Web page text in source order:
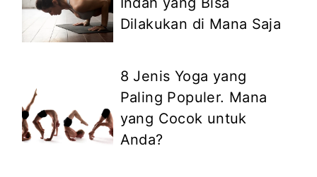
Dilakukan di Mana Saja
8 Jenis Yoga yang
Paling Populer. Mana
yang Cocok untuk
Anda?